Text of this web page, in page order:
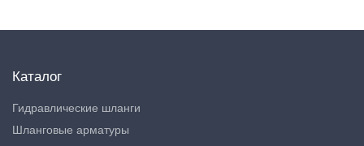
Каталог
Гидравлические шланги
Шланговые арматуры